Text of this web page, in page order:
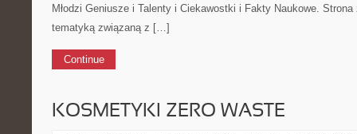
Młodzi Geniusze i Talenty i Ciekawostki i Fakty Naukowe.
tematyką związaną z […]
Continue
KOSMETYKI ZERO WASTE